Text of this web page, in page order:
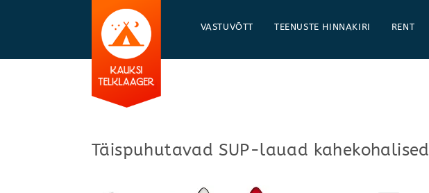
VASTUVÕTT TEENUSTE HINNAKIRI RENT
Täispuhutavad SUP-lauad kahekohalised